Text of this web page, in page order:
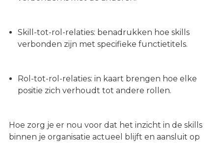
Skill-tot-rol-relaties: benadrukken hoe skills
verbonden zijn met specifieke functietitels.
Rol-tot-rol-relaties: in kaart brengen hoe elke
positie zich verhoudt tot andere rollen.
Hoe zorg je er nou voor dat het inzicht in de skills
binnen je organisatie actueel blijft en aansluit op